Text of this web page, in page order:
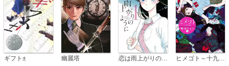
ギフト± 幽麗塔 ヒメゴト～十九歳の制服～